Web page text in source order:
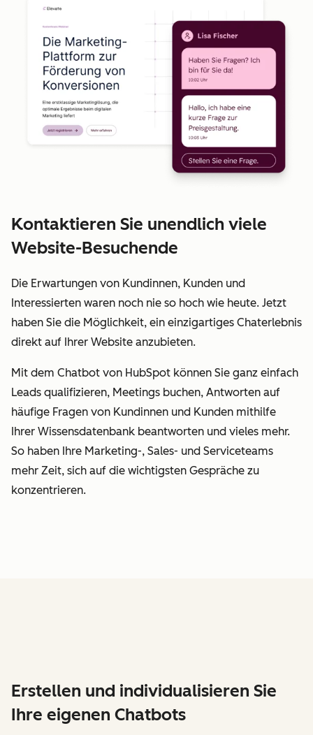
Kontaktieren Sie unendlich viele
Website-Besuchende
Die Erwartungen von Kundinnen, Kunden und
Interessierten waren noch nie so hoch wie heute. Jetzt
haben Sie die Möglichkeit, ein einzigartiges Chaterlebnis
direkt auf Ihrer Website anzubieten.
Mit dem Chatbot von HubSpot können Sie ganz einfach
Leads qualifizieren, Meetings buchen, Antworten auf
häufige Fragen von Kundinnen und Kunden mithilfe
Ihrer Wissensdatenbank beantworten und vieles mehr.
So haben Ihre Marketing-, Sales- und Serviceteams
mehr Zeit, sich auf die wichtigsten Gespräche zu
konzentrieren.
Erstellen und individualisieren Sie
Ihre eigenen Chatbots